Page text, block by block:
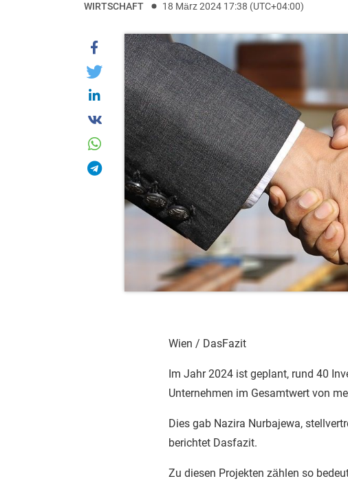
WIRTSCHAFT 18 März 2024 17:38 (UTC+04:00)
Wien / DasFazit
Im Jahr 2024 ist geplant, rund 40
Unternehmen im Gesamtwert von
Dies gab Nazira Nurbajewa,
berichtet Dasfazit.
Zu diesen Projekten zählen so